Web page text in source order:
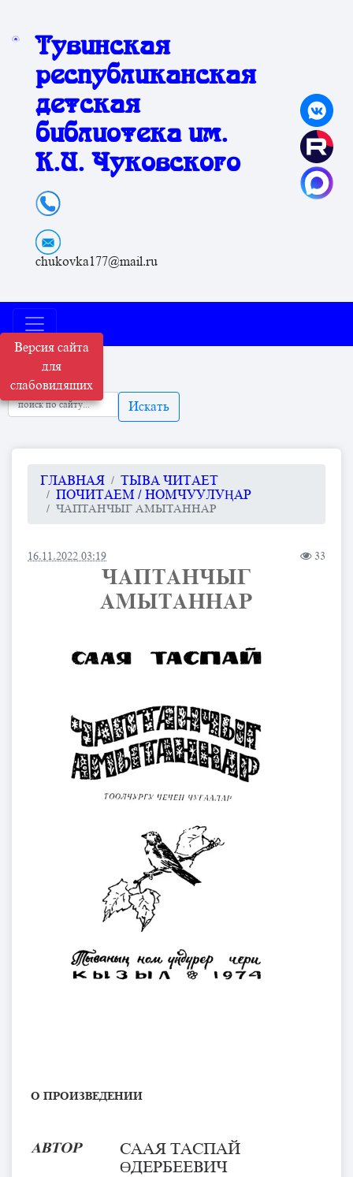
Версия сайта
для
слабовидящих
Тувинская
республиканская
детская
библиотека им.
К.И. Чуковского
chukovka177@mail.ru
Искать
ГЛАВНАЯ
ТЫВА ЧИТАЕТ
ПОЧИТАЕМ / НОМЧУУЛУҢАР
ЧАПТАНЧЫГ АМЫТАННАР
16.11.2022 03:19 33
ЧАПТАНЧЫГ
АМЫТАННАР
О ПРОИЗВЕДЕНИИ
АВТОР
СААЯ ТАСПАЙ
ӨДЕРБЕЕВИЧ